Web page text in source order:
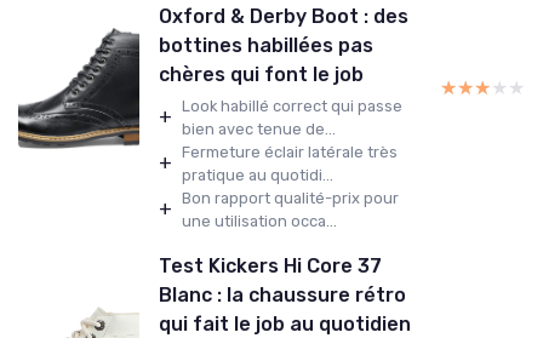
Oxford & Derby Boot : des
bottines habillées pas
chères qui font le job
+ Look habillé correct qui passe
bien avec tenue de...
+ Fermeture éclair latérale très
pratique au quotidi...
+ Bon rapport qualité-prix pour
une utilisation occa...
★★★★★
★★★★★
Test Kickers Hi Core 37
Blanc : la chaussure rétro
qui fait le job au quotidien